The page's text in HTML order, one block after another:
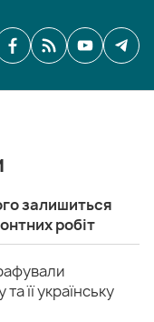
залишиться
робіт
її українську